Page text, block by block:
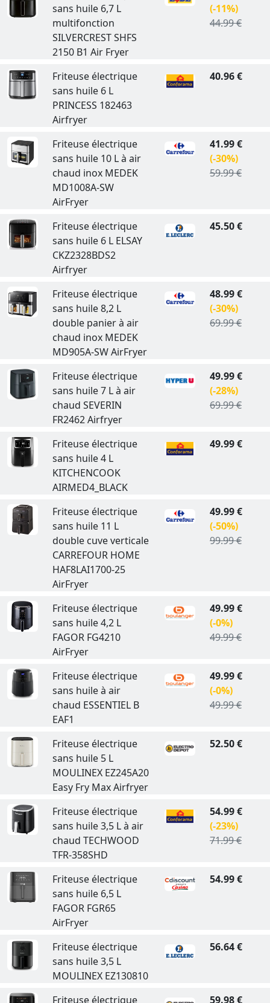
sans huile 6,7 L
multifonction
SILVERCREST SHFS
2150 B1 Air Fryer
(-11%)
44.99 €
Friteuse électrique
sans huile 6 L
PRINCESS 182463
Airfryer
40.96 €
Friteuse électrique
sans huile 10 L à air
chaud inox MEDEK
MD1008A-SW
AirFryer
41.99 €
(-30%)
59.99 €
Friteuse électrique
sans huile 6 L ELSAY
CKZ2328BDS2
Airfryer
45.50 €
Friteuse électrique
sans huile 8,2 L
double panier à air
chaud inox MEDEK
MD905A-SW AirFryer
48.99 €
(-30%)
69.99 €
Friteuse électrique
sans huile 7 L à air
chaud SEVERIN
FR2462 Airfryer
49.99 €
(-28%)
69.99 €
Friteuse électrique
sans huile 4 L
KITCHENCOOK
AIRMED4_BLACK
49.99 €
Friteuse électrique
sans huile 11 L
double cuve verticale
CARREFOUR HOME
HAF8LAI1700-25
AirFryer
49.99 €
(-50%)
99.99 €
Friteuse électrique
sans huile 4,2 L
FAGOR FG4210
AirFryer
49.99 €
(-0%)
49.99 €
Friteuse électrique
sans huile à air
chaud ESSENTIEL B
EAF1
49.99 €
(-0%)
49.99 €
Friteuse électrique
sans huile 5 L
MOULINEX EZ245A20
Easy Fry Max Airfryer
52.50 €
Friteuse électrique
sans huile 3,5 L à air
chaud TECHWOOD
TFR-358SHD
54.99 €
(-23%)
71.99 €
Friteuse électrique
sans huile 6,5 L
FAGOR FGR65
AirFryer
54.99 €
Friteuse électrique
sans huile 3,5 L
MOULINEX EZ130810
56.64 €
Friteuse électrique
59.98 €